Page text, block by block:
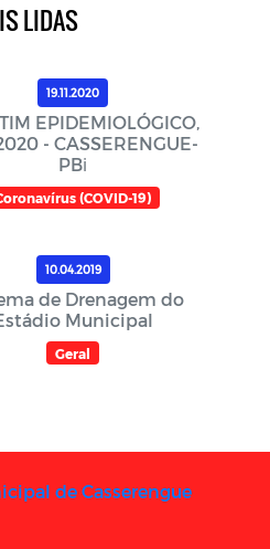
LIDAS
19.11.2020
EPIDEMIOLÓGICO,
- CASSERENGUE-
PBℹ️
(COVID-19)
10.04.2019
de Drenagem do
Municipal
Geral